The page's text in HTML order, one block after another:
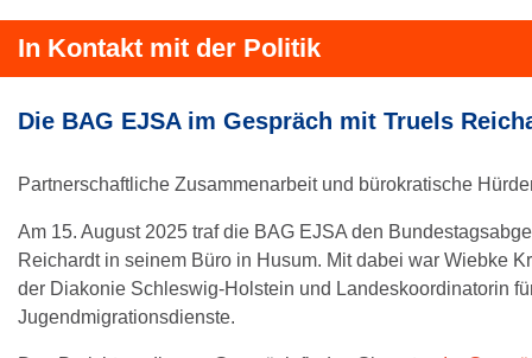
In Kontakt mit der Politik
Die BAG EJSA im Gespräch mit Truels
Partnerschaftliche Zusammenarbeit und bürokratische
Am 15. August 2025 traf die BAG EJSA den
Reichardt in seinem Büro in Husum. Mit dabei war Wiebke
der Diakonie Schleswig-Holstein und Landeskoordinatorin
Jugendmigrationsdienste.